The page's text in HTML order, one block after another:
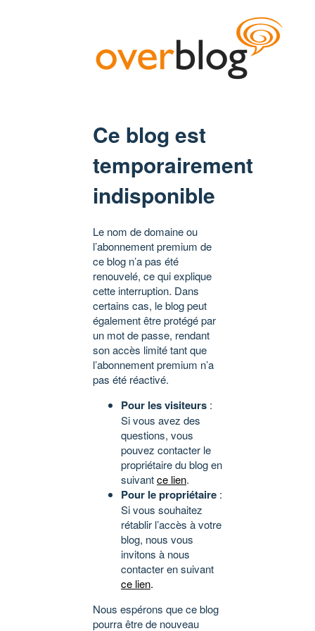
Ce blog est
temporairement
indisponible
Le nom de domaine ou
l’abonnement premium de
ce blog n’a pas été
renouvelé, ce qui explique
cette interruption. Dans
certains cas, le blog peut
également être protégé par
un mot de passe, rendant
son accès limité tant que
l’abonnement premium n’a
pas été réactivé.
Pour les visiteurs :
Si vous avez des
questions, vous
pouvez contacter le
propriétaire du blog en
suivantce lien.
Pour le propriétaire :
Si vous souhaitez
rétablir l’accès à votre
blog, nous vous
invitons à nous
contacter en suivant
ce lien.
Nous espérons que ce blog
pourra être de nouveau